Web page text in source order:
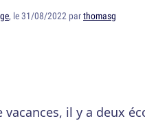
, le 31/08/2022 parthomasg
vacances, il y a deux